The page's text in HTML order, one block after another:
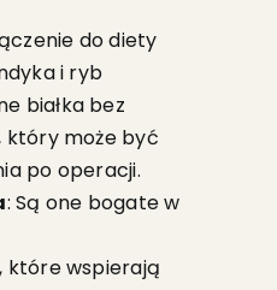
do diety
i ryb
białka bez
który może być
po operacji.
: Są one bogate w
które wspierają